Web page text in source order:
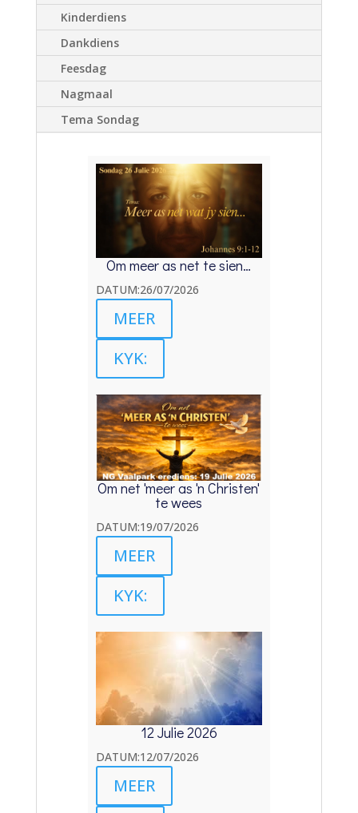
Kinderdiens
Dankdiens
Feesdag
Nagmaal
Tema Sondag
Om meer as net te sien…
DATUM:26/07/2026
MEER
KYK:
Om net 'meer as 'n Christen'
te wees
DATUM:19/07/2026
MEER
KYK:
12 Julie 2026
DATUM:12/07/2026
MEER